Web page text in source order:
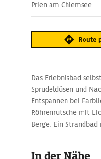
Prien am Chiemsee
Route
Das Erlebnisbad
Sprudeldüsen und
Entspannen bei
Röhrenrutsche mit
Berge. Ein
In der Nähe